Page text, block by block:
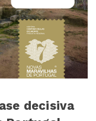
decisiva